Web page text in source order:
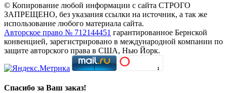
© Копирование любой информации с сайта СТРОГО
ЗАПРЕЩЕНО, без указания ссылки на источник, а так же
использование любого материала сайта.
Авторское право № 712144451 гарантированное Бернской
конвенцией, зарегистрировано в международной компании по
защите авторского права в США, Нью Йорк.
Спасибо за Ваш заказ!